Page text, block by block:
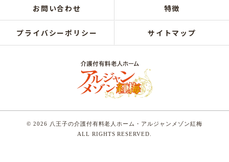
お問い合わせ 特徴
プライバシーポリシー サイトマップ
© 2026 八王子の介護付有料老人ホーム・アルジャンメゾン紅梅
ALL RIGHTS RESERVED.